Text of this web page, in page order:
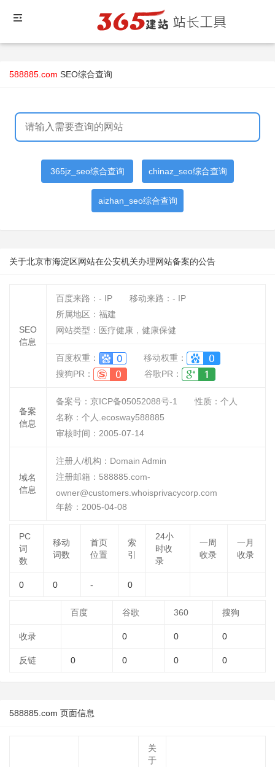
588885.com SEO综合查询
365jz_seo综合查询 chinaz_seo综合查询
aizhan_seo综合查询
关于北京市海淀区网站在公安机关办理网站备案的公告
SEO
信息
百度来路： - IP 移动来路： - IP
所属地区：福建
网站类型：医疗健康，健康保健
百度权重：
移动权重：
搜狗PR：
谷歌PR：
备案
信息
备案号：京ICP备05052088号-1 性质： 个人
名称： 个人.ecosway588885
审核时间： 2005-07-14
域名
信息
注册人/机构：Domain Admin
注册邮箱：588885.com-
owner@customers.whoisprivacycorp.com
年龄：2005-04-08
PC
词
数
移动
词数
首页
位置
索
引
24小
时收
录
一周
收录
一月
收录
0 0 - 0
百度 谷歌 360 搜狗
收录 0 0 0
反链 0 0 0 0
588885.com 页面信息
关
于